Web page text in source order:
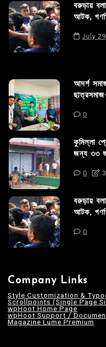
বরুড়ায়
আটক,
July
আদর্শ
0
কুমিল্লা
জন্য ৩৩
0
বরুড়ায়
আটক,
0
Company Links
Style Customization &
Scrollpoints (Single Page
wpHoot Home Page
wpHoot Support /
Magazine Lume Premium